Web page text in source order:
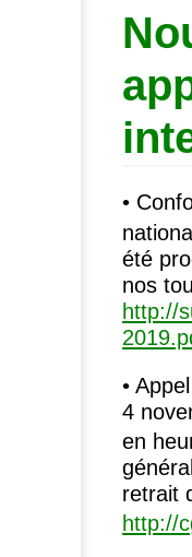
•
été
nos
http://
•
4
en
retrait
http://